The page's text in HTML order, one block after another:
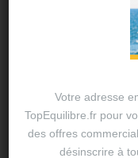
milliards de
possible et
alimentaire au
Votre adresse
TopEquilibre.fr pour
des offres
désinscrire à